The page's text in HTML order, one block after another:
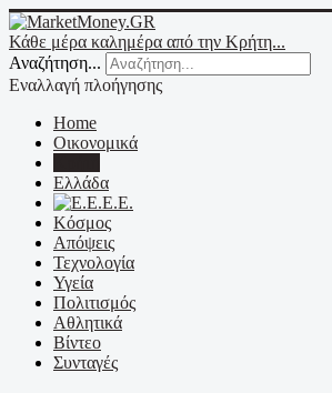
Κάθε μέρα καλημέρα από την Κρήτη...
Αναζήτηση...
Εναλλαγή πλοήγησης
Home
Οικονομικά
Ελλάδα
Ε.Ε.
Κόσμος
Απόψεις
Τεχνολογία
Υγεία
Πολιτισμός
Αθλητικά
Βίντεο
Συνταγές